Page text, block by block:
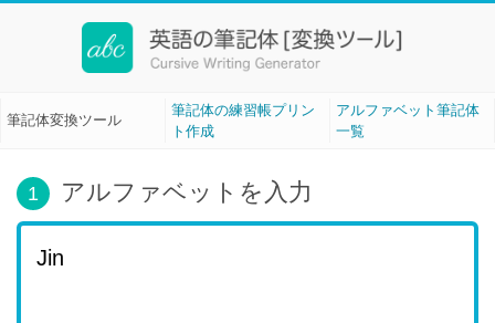
筆記体変換ツール[Cursive Writing]
筆記体変換ツール
筆記体の練習帳プリン
ト作成
アルファベット筆記体
一覧
1 アルファベットを入力